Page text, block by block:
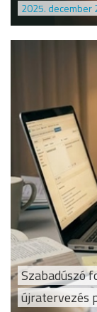
2025. december
Szabadúszó
újratervezés